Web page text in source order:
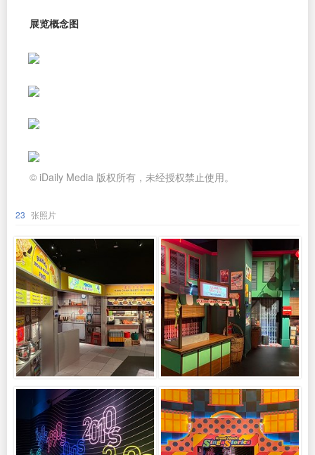
展览概念图
© iDaily Media 版权所有，未经授权禁止使用。
23 张照片